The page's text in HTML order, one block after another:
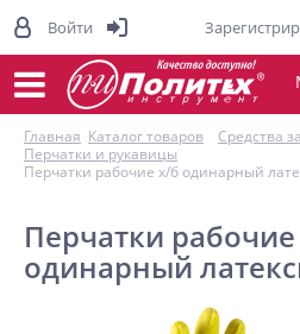
Главная Каталог товаров
Средства
Перчатки и рукавицы
Перчатки рабочие х/б одинарный
Перчатки
одинарный
Войти